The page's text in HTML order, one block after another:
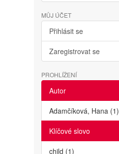
MŮJ ÚČET
Přihlásit se
Zaregistrovat se
PROHLÍŽENÍ
Autor
Adamčíková, Hana (1)
Klíčové slovo
child (1)